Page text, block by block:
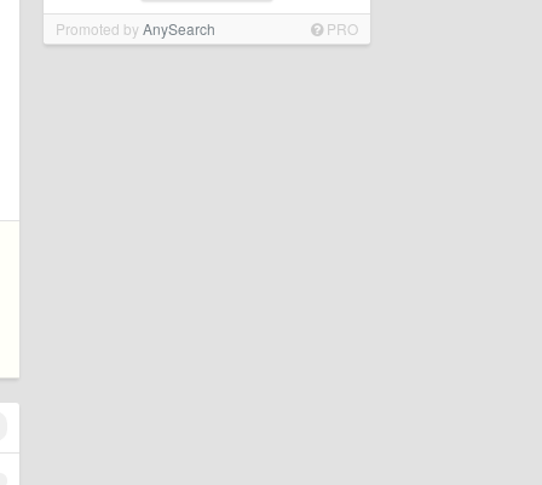
Promoted byAnySearch PRO